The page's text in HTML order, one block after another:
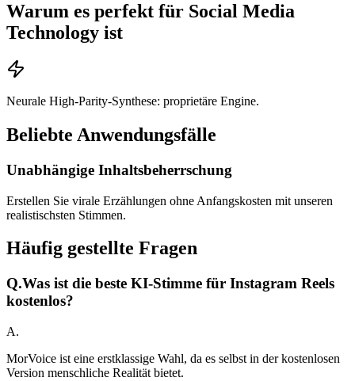
Warum es perfekt für Social Media
Technology ist
Neurale High-Parity-Synthese: proprietäre Engine.
Beliebte Anwendungsfälle
Unabhängige Inhaltsbeherrschung
Erstellen Sie virale Erzählungen ohne Anfangskosten mit unseren
realistischsten Stimmen.
Häufig gestellte Fragen
Q.Was ist die beste KI-Stimme für Instagram Reels
kostenlos?
A.
MorVoice ist eine erstklassige Wahl, da es selbst in der kostenlosen
Version menschliche Realität bietet.